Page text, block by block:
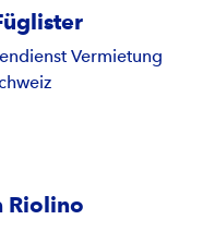
Vermietung
Riolino